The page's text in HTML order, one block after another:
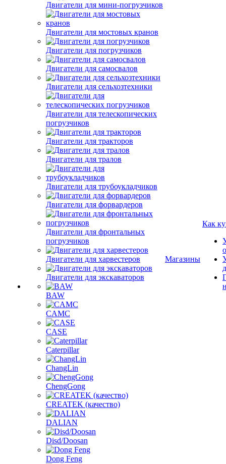
Двигатели для мини-погрузчиков
Двигатели для мостовых кранов
Двигатели для погрузчиков
Двигатели для самосвалов
Двигатели для сельхозтехники
Двигатели для телескопических
погрузчиков
Двигатели для тракторов
Двигатели для тралов
Двигатели для трубоукладчиков
Двигатели для форвардеров
Двигатели для фронтальных
погрузчиков
Двигатели для харвестеров
Двигатели для экскаваторов
BAW
CAMC
CASE
Caterpillar
ChangLin
ChengGong
CREATEK (качество)
DALIAN
Disd/Doosan
Dong Feng
Магазины
Как